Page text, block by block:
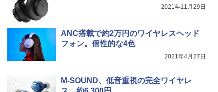
2021年11月29日
ANC搭載で約2万円のワイヤレスヘッド
フォン。個性的な4色
2021年4月27日
M-SOUND、低音重視の完全ワイヤレ